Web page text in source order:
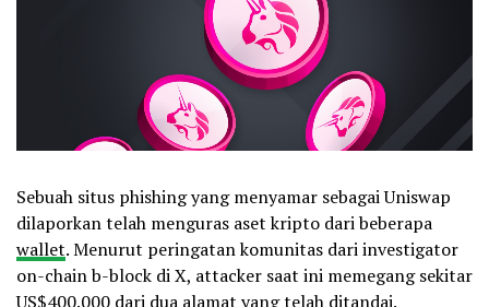
Sebuah situs phishing yang menyamar sebagai Uniswap
dilaporkan telah menguras aset kripto dari beberapa
wallet. Menurut peringatan komunitas dari investigator
on-chain b-block di X, attacker saat ini memegang sekitar
US$400.000 dari dua alamat yang telah ditandai.